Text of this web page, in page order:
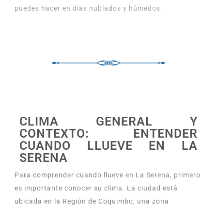
puedes hacer en días nublados y húmedos.
CLIMA GENERAL Y
CONTEXTO: ENTENDER
CUANDO LLUEVE EN LA
SERENA
Para comprender cuando llueve en La Serena, primero
es importante conocer su clima. La ciudad está
ubicada en la Región de Coquimbo, una zona